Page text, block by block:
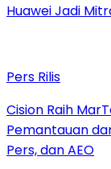
Huawei Jadi
Pers Rilis
Cision Raih
Pemantauan
Pers, dan AEO